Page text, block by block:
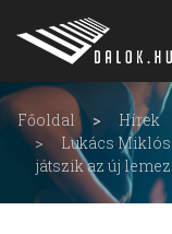
Főoldal
Hírek
Lukács
játszik az új